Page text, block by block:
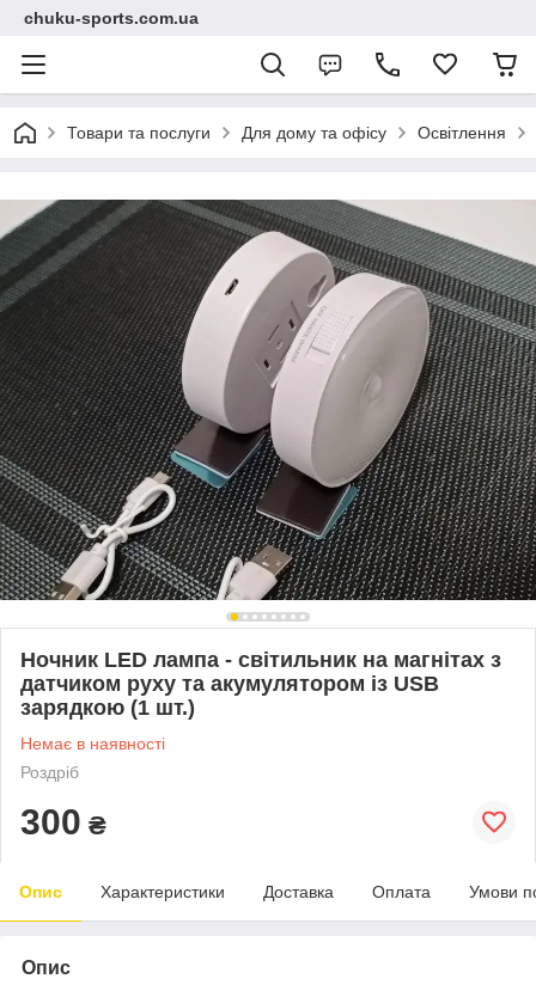
chuku-sports.com.ua
Товари та послуги Для дому та офісу Освітлення
Ночник LED лампа - світильник на магнітах з
датчиком руху та акумулятором із USB
зарядкою (1 шт.)
Немає в наявності
Роздріб
300 ₴
Опис Характеристики Доставка Оплата Умови
Опис